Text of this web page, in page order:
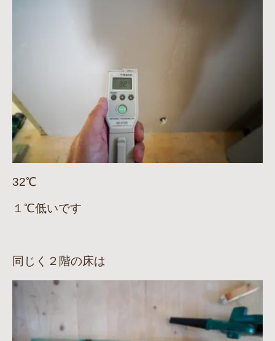
32℃
１℃低いです
同じく２階の床は